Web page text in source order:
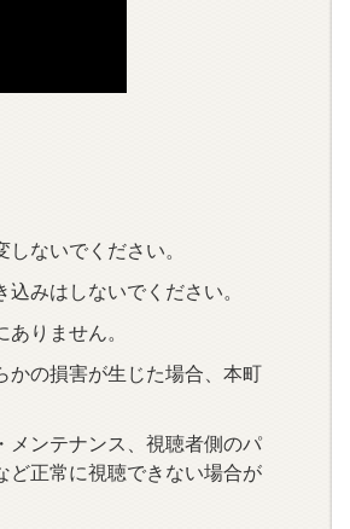
ないでください。
みはしないでください。
りません。
かの損害が生じた場合、本町
メンテナンス、視聴者側のパ
ど正常に視聴できない場合が